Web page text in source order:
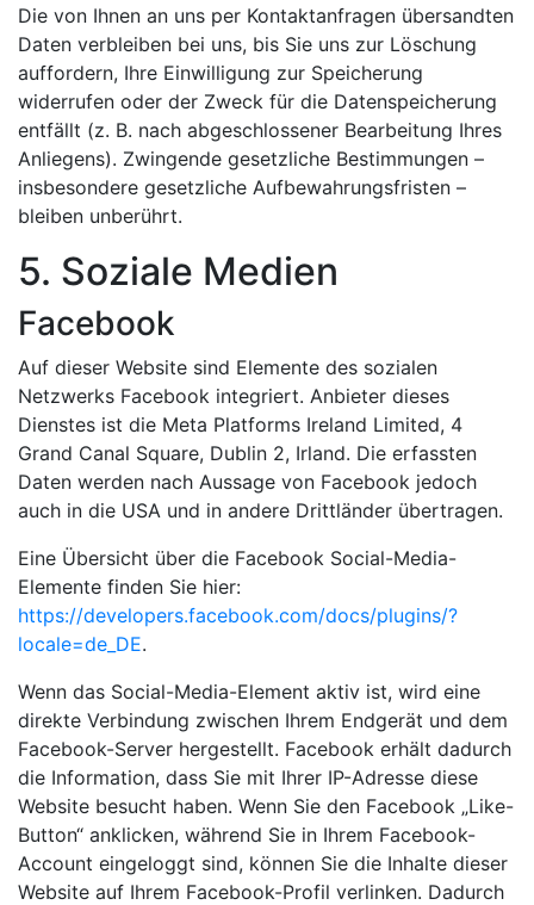
Die von Ihnen an uns per Kontaktanfragen übersandten
Daten verbleiben bei uns, bis Sie uns zur Löschung
auffordern, Ihre Einwilligung zur Speicherung
widerrufen oder der Zweck für die Datenspeicherung
entfällt (z. B. nach abgeschlossener Bearbeitung Ihres
Anliegens). Zwingende gesetzliche Bestimmungen –
insbesondere gesetzliche Aufbewahrungsfristen –
bleiben unberührt.
5. Soziale Medien
Facebook
Auf dieser Website sind Elemente des sozialen
Netzwerks Facebook integriert. Anbieter dieses
Dienstes ist die Meta Platforms Ireland Limited, 4
Grand Canal Square, Dublin 2, Irland. Die erfassten
Daten werden nach Aussage von Facebook jedoch
auch in die USA und in andere Drittländer übertragen.
Eine Übersicht über die Facebook Social-Media-
Elemente finden Sie hier:
https://developers.facebook.com/docs/plugins/?
locale=de_DE.
Wenn das Social-Media-Element aktiv ist, wird eine
direkte Verbindung zwischen Ihrem Endgerät und dem
Facebook-Server hergestellt. Facebook erhält dadurch
die Information, dass Sie mit Ihrer IP-Adresse diese
Website besucht haben. Wenn Sie den Facebook „Like-
Button“ anklicken, während Sie in Ihrem Facebook-
Account eingeloggt sind, können Sie die Inhalte dieser
Website auf Ihrem Facebook-Profil verlinken. Dadurch